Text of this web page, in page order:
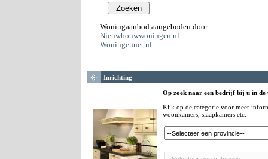
Woningaanbod aangeboden door:
Nieuwbouwwoningen.nl
Woningennet.nl
Inrichting
Op zoek naar een bedrijf bij u in
Klik op de categorie voor meer
woonkamers, slaapkamers etc.